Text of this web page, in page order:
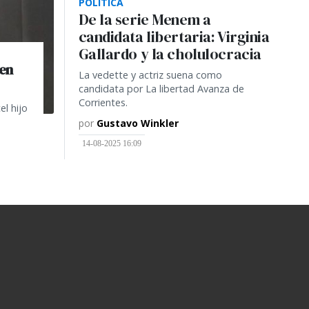
hijo
De la serie Menem a
candidata libertaria: Virginia
Gallardo y la cholulocracia
La vedette y actriz suena como
candidata por La libertad Avanza de
Corrientes.
por Gustavo Winkler
14-08-2025 16:09